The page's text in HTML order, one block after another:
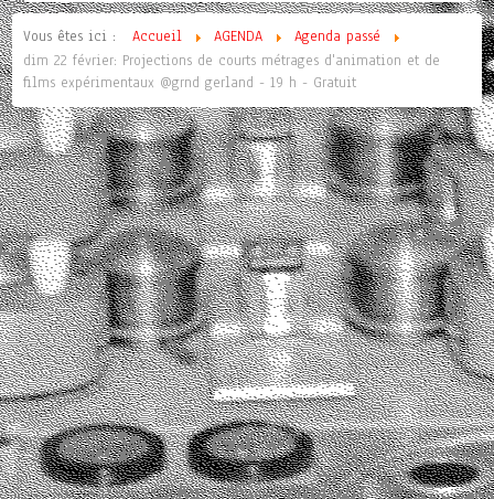
Vous êtes ici : Accueil AGENDA
Agenda passé
dim 22 février: Projections de courts métrages d'animation et de
films expérimentaux @grnd gerland - 19 h - Gratuit